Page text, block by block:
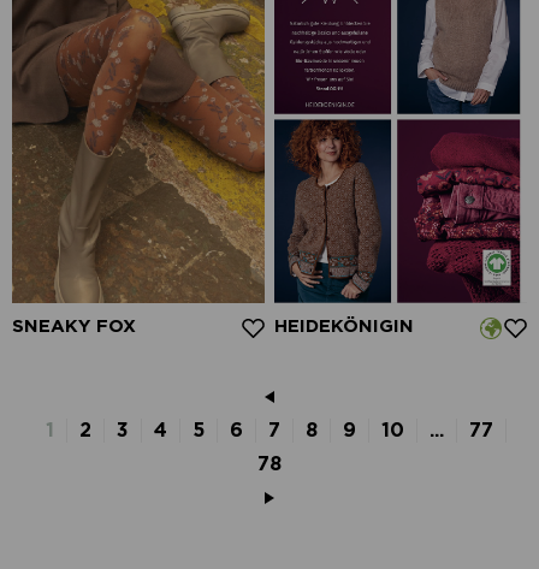
SNEAKY FOX HEIDEKÖNIGIN
1 2 3 4 5 6 7 8 9 10 ...
77
78